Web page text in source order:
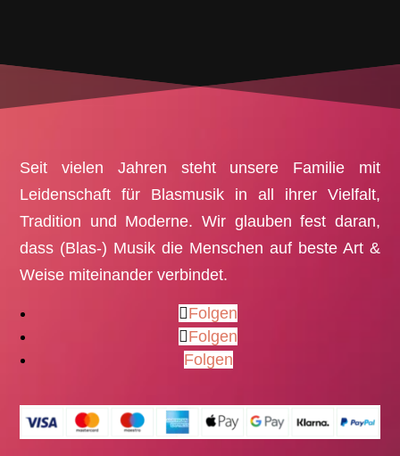
Seit vielen Jahren steht unsere Familie mit
Leidenschaft für Blasmusik in all ihrer Vielfalt,
Tradition und Moderne. Wir glauben fest daran,
dass (Blas-) Musik die Menschen auf beste Art &
Weise miteinander verbindet.
Folgen
Folgen
Folgen